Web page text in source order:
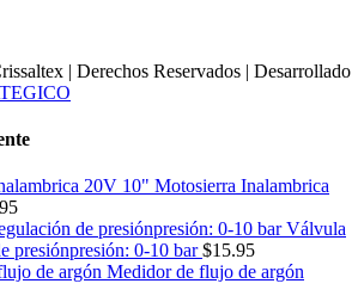
| Derechos Reservados | Desarrollado
Motosierra Inalambrica
Válvula
presiónpresión: 0-10 bar $15.95
Medidor de flujo de argón